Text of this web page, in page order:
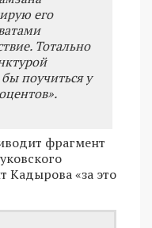
его
Тотально
поучиться у
фрагмент
Кадырова «за это